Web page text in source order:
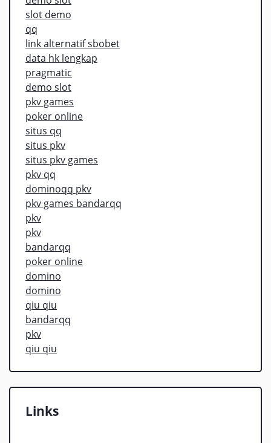
slot demo
qq
link alternatif sbobet
data hk lengkap
pragmatic
demo slot
pkv games
poker online
situs qq
situs pkv
situs pkv games
pkv qq
dominoqq pkv
pkv games bandarqq
pkv
pkv
bandarqq
poker online
domino
domino
qiu qiu
bandarqq
pkv
qiu qiu
Links